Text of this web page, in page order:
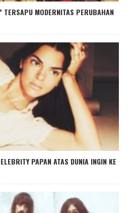
TERSAPU MODERNITAS PERUBAHAN
PAPAN ATAS DUNIA INGIN KE